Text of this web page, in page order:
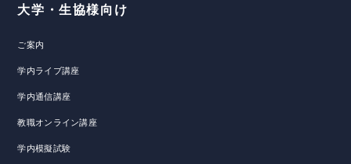
大学・生協様向け
ご案内
学内ライブ講座
学内通信講座
教職オンライン講座
学内模擬試験